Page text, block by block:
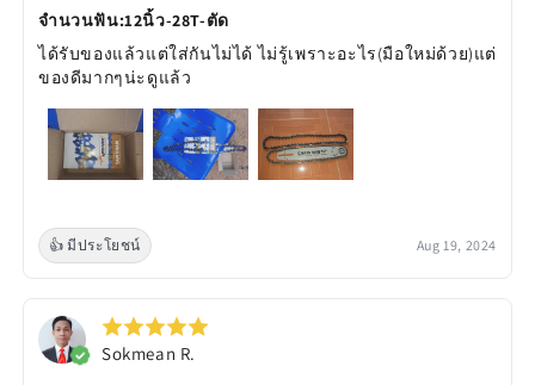
จำนวนฟัน:12นิ้ว-28T-ตัด
ได้รับของแล้วแต่ใส่กันไม่ได้ ไม่รู้เพราะอะไร(มือใหม่ด้วย)แต่
ของดีมากๆน่ะดูแล้ว
👍 มีประโยชน์ Aug 19, 2024
Sokmean R.